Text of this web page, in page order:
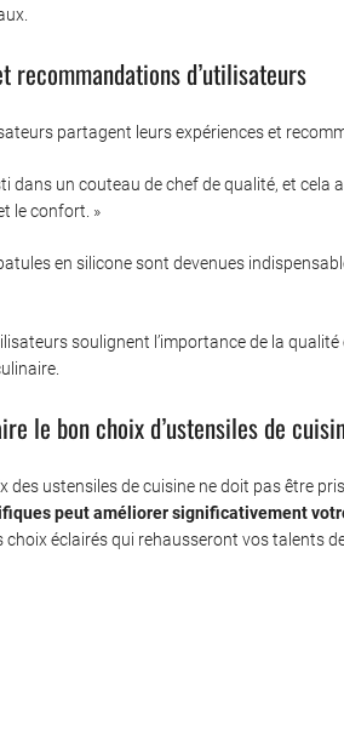
recommandations d’utilisateurs
partagent leurs expériences et
dans un couteau de chef de qualité, et
le confort. »
en silicone sont devenues
soulignent l’importance de la
le bon choix d’ustensiles de
des ustensiles de cuisine ne doit pas être
peut améliorer significativement
choix éclairés qui rehausseront vos talents